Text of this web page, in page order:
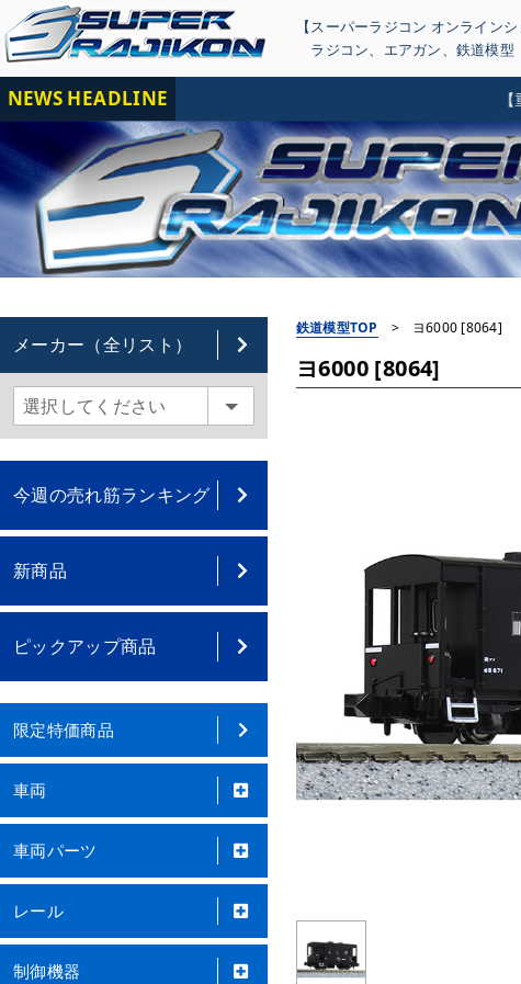
【スーパーラジコン オンラインシ
ラジコン、 エアガン、 鉄道模型
NEWS HEADLINE 【重要
メーカー（全リスト）
今週の売れ筋ランキング
新商品
ピックアップ商品
限定特価商品
車両
車両パーツ
レール
制御機器
鉄道模型TOP > ヨ6000 [8064]
ヨ6000 [8064]